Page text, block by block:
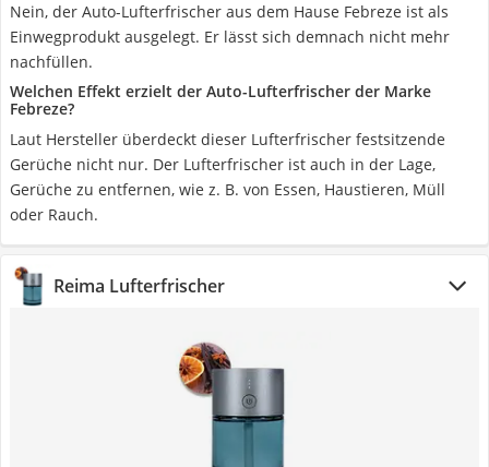
Nein, der Auto-Lufterfrischer aus dem Hause Febreze ist als
Einwegprodukt ausgelegt. Er lässt sich demnach nicht mehr
nachfüllen.
Welchen Effekt erzielt der Auto-Lufterfrischer der Marke
Febreze?
Laut Hersteller überdeckt dieser Lufterfrischer festsitzende
Gerüche nicht nur. Der Lufterfrischer ist auch in der Lage,
Gerüche zu entfernen, wie z. B. von Essen, Haustieren, Müll
oder Rauch.
Reima Lufterfrischer